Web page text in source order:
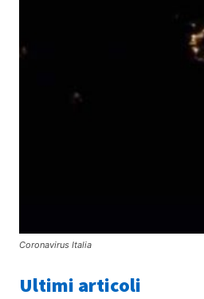
Coronavirus Italia
Ultimi articoli